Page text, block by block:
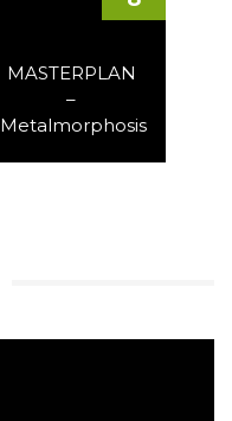
MASTERPLAN
–
Metalmorphosis